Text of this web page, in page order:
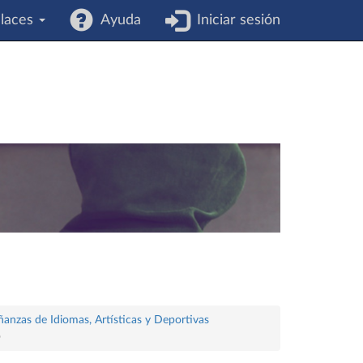
Ayuda Iniciar sesión
de Idiomas, Artísticas y Deportivas